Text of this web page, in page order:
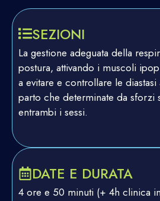
SEZIONI
La gestione adeguata della
postura, attivando i muscoli
a evitare e controllare le
parto che determinate da sforzi
entrambi i sessi.
DATE E DURATA
4 ore e 50 minuti (+ 4h clinica